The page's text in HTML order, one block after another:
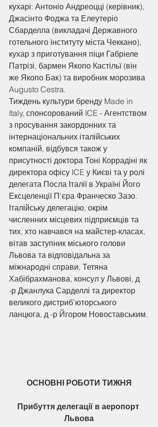
кухарі: Антоніо Андреоцці (керівник),
Джасінто Фоджа та Елеутеріо
Сбарделла (викладачі Державного
готельного інституту міста Чеккано),
кухар з приготування піци Габріеле
Патрізі, бармен Якопо Кастільї (він
же Якопо Бак) та виробник морозива
Augusto Cestra.
Тиждень культури бренду Made in
Italy, спонсорований ICE - Агентством
з просування закордонних та
інтернаціональних італійських
компаній, відбувся також у
присутності доктора Тоні Коррадіні як
директора офісу ICE у Києві та у ролі
делегата Посла Італії в Україні Його
Ексцеленції П'єра Франческо Зазо.
Італійську делегацію, окрім
численних місцевих підприємців та
тих, хто навчався на майстер-класах,
вітав заступник міського голови
Львова та відповідальна за
міжнародні справи, Тетяна
Хабібрахманова, консул у Львові, д
-р Джанлука Сарделлі та директор
великого дистриб'юторського
ланцюга, д -р Йгором Новоставським.
ОСНОВНІ РОБОТИ ТИЖНЯ
Прибуття делегації в аеропорт
Львова